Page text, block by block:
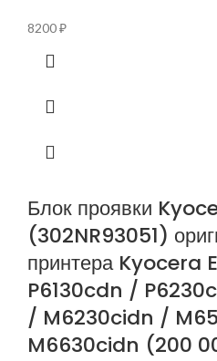
8200₽
Блок проявки
(302NR93051)
принтера Kyocera
P6130cdn /
/ M6230cidn /
M6630cidn (200